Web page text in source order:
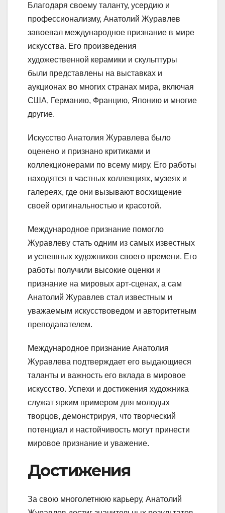
Благодаря своему таланту, усердию и
профессионализму, Анатолий Журавлев
завоевал международное признание в мире
искусства. Его произведения
художественной керамики и скульптуры
были представлены на выставках и
аукционах во многих странах мира, включая
США, Германию, Францию, Японию и многие
другие.
Искусство Анатолия Журавлева было
оценено и признано критиками и
коллекционерами по всему миру. Его работы
находятся в частных коллекциях, музеях и
галереях, где они вызывают восхищение
своей оригинальностью и красотой.
Международное признание помогло
Журавлеву стать одним из самых известных
и успешных художников своего времени. Его
работы получили высокие оценки и
признание на мировых арт-сценах, а сам
Анатолий Журавлев стал известным и
уважаемым искусствоведом и авторитетным
преподавателем.
Международное признание Анатолия
Журавлева подтверждает его выдающиеся
таланты и важность его вклада в мировое
искусство. Успехи и достижения художника
служат ярким примером для молодых
творцов, демонстрируя, что творческий
потенциал и настойчивость могут принести
мировое признание и уважение.
Достижения
За свою многолетнюю карьеру, Анатолий